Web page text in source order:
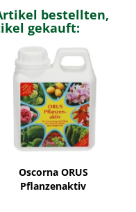
bestellten,
gekauft:
Oscorna ORUS
Pflanzenaktiv